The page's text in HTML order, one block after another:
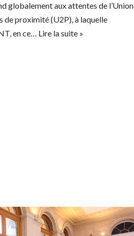
globalement aux attentes de l’Union
de proximité (U2P), à laquelle
en ce… Lire la suite »